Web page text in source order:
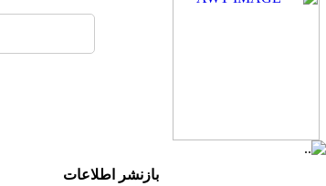
بازنشر اطلاعات